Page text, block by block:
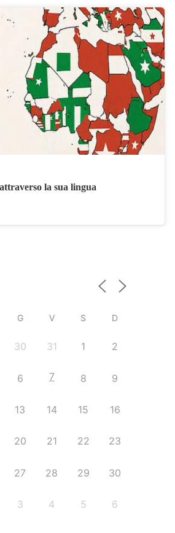
la sua lingua
G V S D
30 31 1 2
6 7 8 9
13 14 15 16
20 21 22 23
27 28 29 30
3 4 5 6